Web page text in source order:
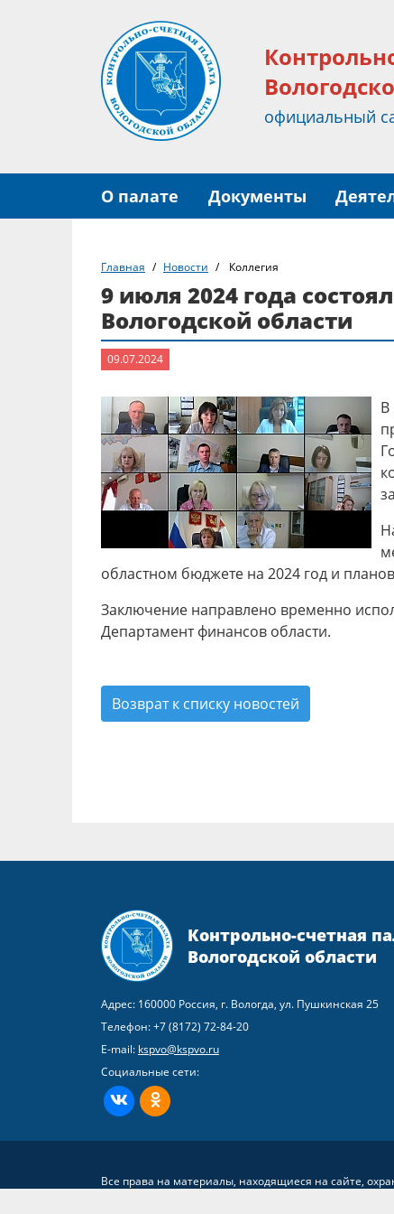
официальный
О палате Документы
Главная Новости Коллегия
9 июля 2024 года
Вологодской области
09.07.2024
В
областном бюджете на 2024 год и
Заключение направлено временно
Департамент финансов области.
Возврат к списку новостей
Контрольно-счетная
Вологодской области
Адрес: 160000 Россия, г. Вологда, ул. Пушкинская 25
Телефон:+7 (8172) 72-84-20
E-mail: kspvo@kspvo.ru
Социальные сети:
ВКонтактеОдноклассники
Все права на материалы, находящиеся на сайте,